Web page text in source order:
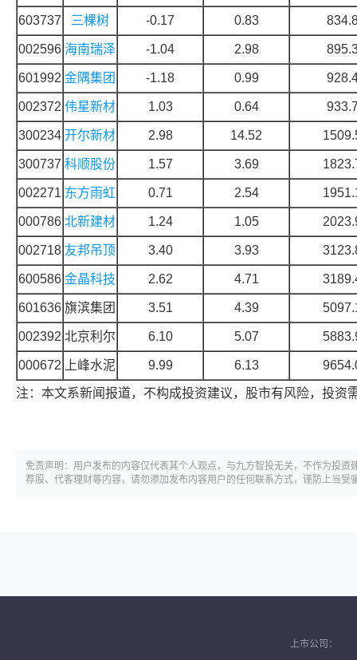
603737 三棵树 -0.17 0.83
002596 海南瑞泽 -1.04 2.98
601992 金隅集团 -1.18 0.99
002372 伟星新材 1.03 0.64
300234 开尔新材 2.98 14.52
300737 科顺股份 1.57 3.69
002271 东方雨虹 0.71 2.54
000786 北新建材 1.24 1.05
002718 友邦吊顶 3.40 3.93
600586 金晶科技 2.62 4.71
601636 旗滨集团 3.51 4.39
002392 北京利尔 6.10 5.07
000672 上峰水泥 9.99 6.13
注：本文系新闻报道，不构成投资建议，股市有风险，投资
免责声明：用户发布的内容仅代表其个人观点，与九方智投无关，不作为投
荐股、代客理财等内容，请勿添加发布内容用户的任何联系方式，谨防上当受
上市公司：